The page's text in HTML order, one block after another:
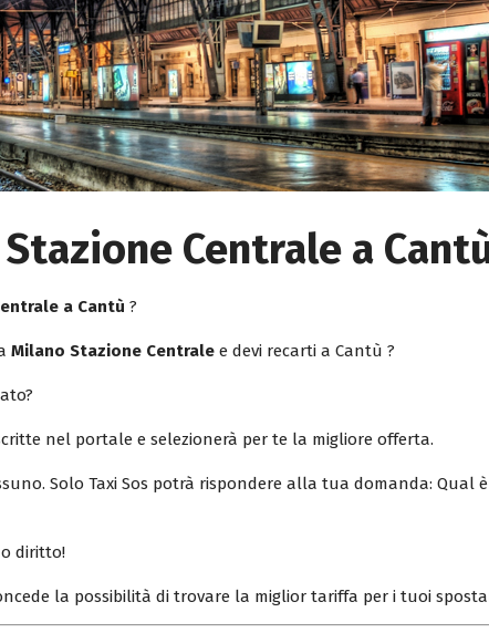
Centrale a
a Cantù ?
Milano Stazione Centrale e devi recarti a Cantù ?
nel portale e selezionerà per te la migliore offerta.
Solo Taxi Sos potrà rispondere alla tua domanda: Qual
diritto!
la possibilità di trovare la miglior tariffa per i tuoi